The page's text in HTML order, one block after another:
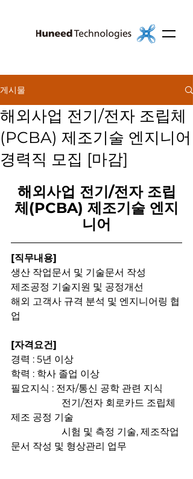
게시물
해외사업 전기/전자 조립체
(PCBA) 제조기술 엔지니어
경력직 모집 [마감]
해외사업 전기/전자 조립
체(PCBA) 제조기술 엔지
니어
[직무내용]
생산 작업문서 및 기술문서 작성
제조공정 기술지원 및 공정개선
해외 고객사 규격 분석 및 엔지니어링 협
업
[자격요건]
경력 : 5년 이상
학력 : 학사 졸업 이상
필요지식 : 전자/통신 공학 관련 지식
제조 공정 기술
문서 작성 및 형상관리 업무